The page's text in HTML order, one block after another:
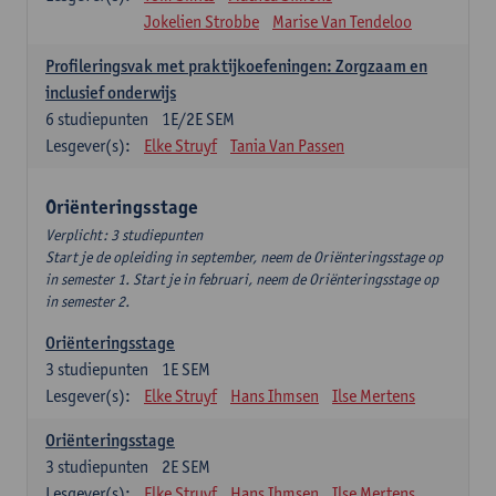
Jokelien Strobbe
Marise Van Tendeloo
Profileringsvak met praktijkoefeningen: Zorgzaam en
inclusief onderwijs
1E/2E SEM
6 studiepunten
Lesgever(s):
Elke Struyf Tania Van Passen
Oriënteringsstage
Verplicht: 3 studiepunten
Start je de opleiding in september, neem de Oriënteringsstage op
in semester 1. Start je in februari, neem de Oriënteringsstage op
in semester 2.
Oriënteringsstage
1E SEM
3 studiepunten
Lesgever(s):
Elke Struyf Hans Ihmsen Ilse Mertens
Oriënteringsstage
2E SEM
3 studiepunten